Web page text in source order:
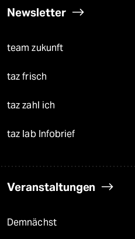
Newsletter
team zukunft
taz frisch
taz zahl ich
taz lab Infobrief
Veranstaltungen
Demnächst